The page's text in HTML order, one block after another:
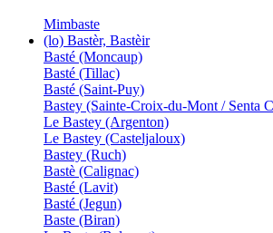
Mimbaste
(lo) Bastèr, Bastèir
Basté (Moncaup)
Basté (Tillac)
Basté (Saint-Puy)
Bastey (Sainte-Croix-du-Mont / Senta
Le Bastey (Argenton)
Le Bastey (Casteljaloux)
Bastey (Ruch)
Bastè (Calignac)
Basté (Lavit)
Basté (Jegun)
Baste (Biran)